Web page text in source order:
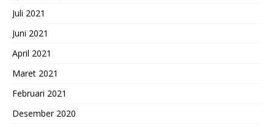
Juli 2021
Juni 2021
April 2021
Maret 2021
Februari 2021
Desember 2020